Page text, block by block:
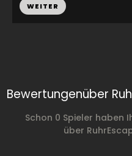
WEITER
Bewertungenüber
Schon 0 Spieler haben
über